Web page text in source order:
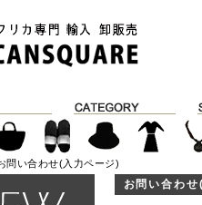
問い合わせ(入力ページ)
お問い合わ